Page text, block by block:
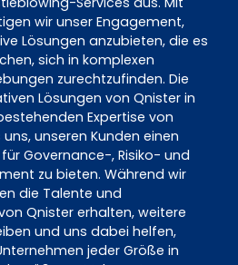
wir unser Engagement,
Lösungen anzubieten, die es
sich in komplexen
zurechtzufinden. Die
Lösungen von Qnister in
Expertise von
unseren Kunden einen
Governance-, Risiko- und
zu bieten. Während wir
die Talente und
Qnister erhalten, weitere
und uns dabei helfen,
jeder Größe in